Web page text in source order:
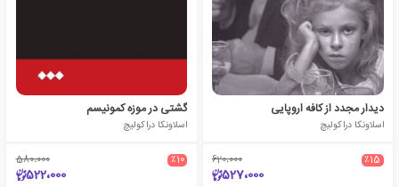
دیدار مجدد از کافه اروپایی
اسلاونکا دراکولیچ
٪15 620،000
527،000
گشتی در موزه کمونیسم
اسلاونکا دراکولیچ
٪10 580،000
522،000